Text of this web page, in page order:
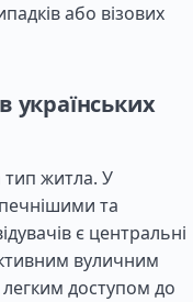
або візових
українських
тип житла. У
та
є центральні
вуличним
доступом до